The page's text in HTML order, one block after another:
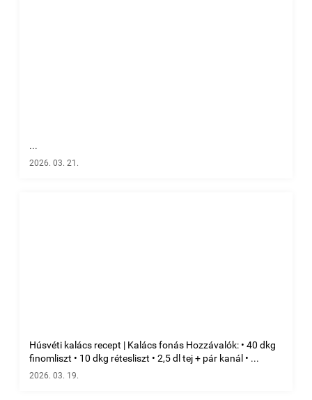
...
2026. 03. 21.
Húsvéti kalács recept | Kalács fonás Hozzávalók: • 40 dkg
finomliszt • 10 dkg rétesliszt • 2,5 dl tej + pár kanál • ...
2026. 03. 19.